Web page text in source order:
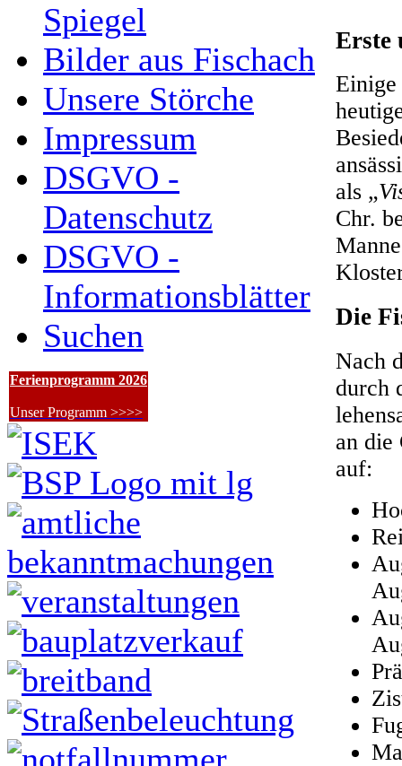
Spiegel
Bilder aus Fischach
Unsere Störche
Impressum
DSGVO -
Datenschutz
DSGVO -
Informationsblätter
Suchen
Ferienprogramm 2026
Unser Programm >>>>
Erste
Einige
als „
Chr.
Die
Nach
durch
an die
auf: